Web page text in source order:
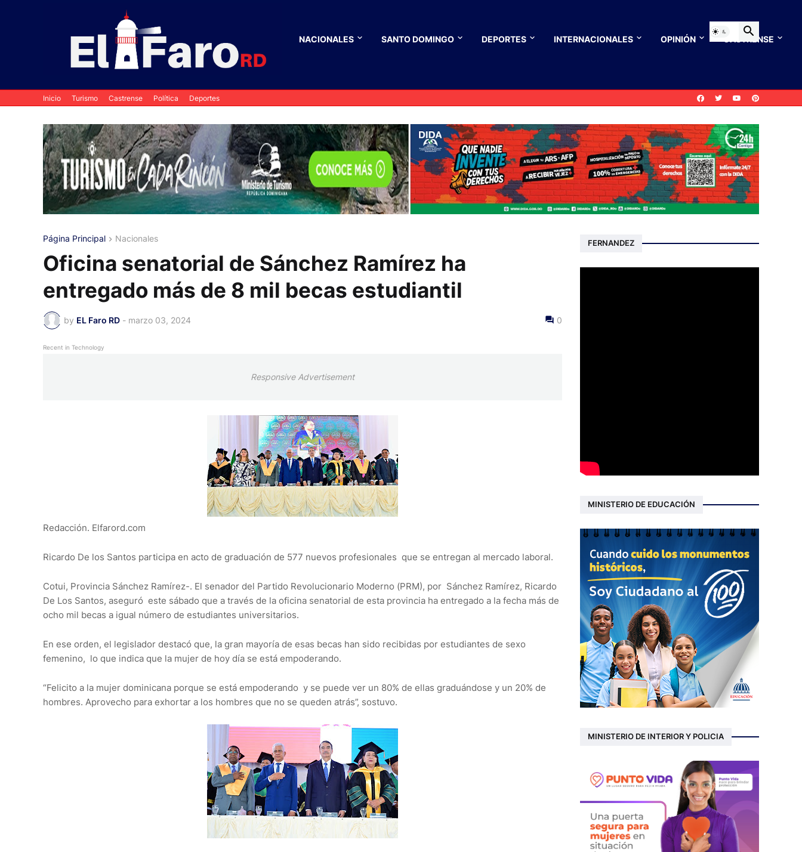
NACIONALES SANTO DOMINGO DEPORTES INTERNACIONALES OPINIÓN CASTRENSE
Inicio Turismo Castrense Política Deportes
Página Principal Nacionales
Oficina senatorial de Sánchez Ramírez ha
entregado más de 8 mil becas estudiantil
by EL Faro RD - marzo 03, 2024 0
Recent in Technology
Responsive Advertisement
Redacción. Elfarord.com
Ricardo De los Santos participa en acto de graduación de 577 nuevos profesionales que se entregan al mercado laboral.
Cotui, Provincia Sánchez Ramírez-. El senador del Partido Revolucionario Moderno (PRM), por Sánchez Ramírez, Ricardo
De Los Santos, aseguró este sábado que a través de la oficina senatorial de esta provincia ha entregado a la fecha más de
ocho mil becas a igual número de estudiantes universitarios.
En ese orden, el legislador destacó que, la gran mayoría de esas becas han sido recibidas por estudiantes de sexo
femenino, lo que indica que la mujer de hoy día se está empoderando.
“Felicito a la mujer dominicana porque se está empoderando y se puede ver un 80% de ellas graduándose y un 20% de
hombres. Aprovecho para exhortar a los hombres que no se queden atrás”, sostuvo.
FERNANDEZ
MINISTERIO DE EDUCACIÓN
MINISTERIO DE INTERIOR Y POLICIA